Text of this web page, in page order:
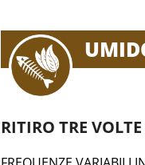
RITIRO TRE